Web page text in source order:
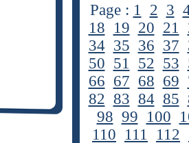
Page : 1 2 3
18 19 20 21
34 35 36 37
50 51 52 53
66 67 68 69
82 83 84 85
98 99 100
110 111 112